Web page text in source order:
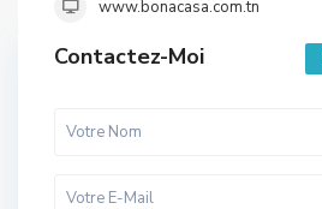
www.bonacasa.com.tn
Contactez-Moi